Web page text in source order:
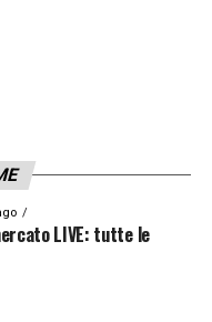
LIVE: tutte le